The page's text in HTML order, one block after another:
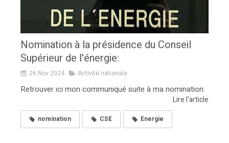
Nomination à la présidence du Conseil
Supérieur de l'énergie:
26 Nov 2024 Activité nationale
Retrouver ici mon communiqué suite à ma nomination:
Lire l'article
nomination CSE Energie